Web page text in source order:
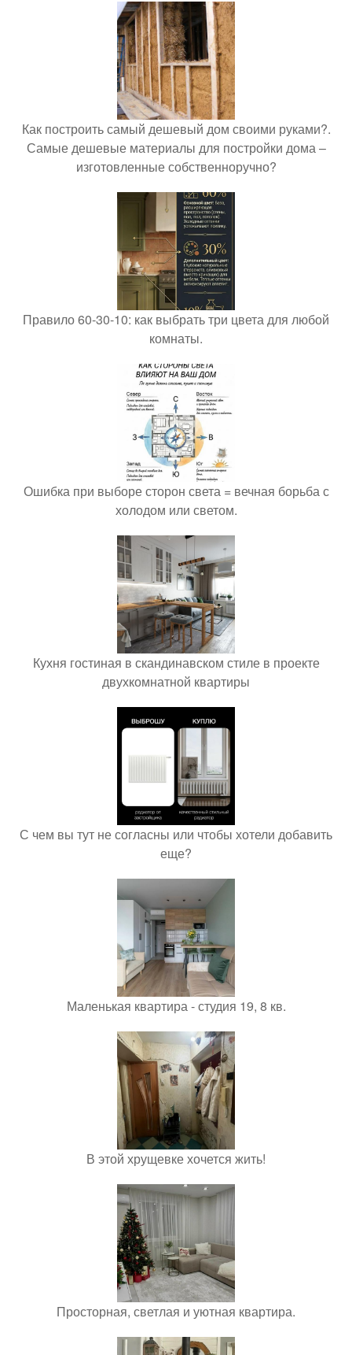
Как построить самый дешевый дом своими руками?.
Самые дешевые материалы для постройки дома –
изготовленные собственноручно?
Правило 60-30-10: как выбрать три цвета для любой
комнаты.
Ошибка при выборе сторон света = вечная борьба с
холодом или светом.
Кухня гостиная в скандинавском стиле в проекте
двухкомнатной квартиры
С чем вы тут не согласны или чтобы хотели добавить
еще?
Маленькая квартира - студия 19, 8 кв.
В этой хрущевке хочется жить!
Просторная, светлая и уютная квартира.